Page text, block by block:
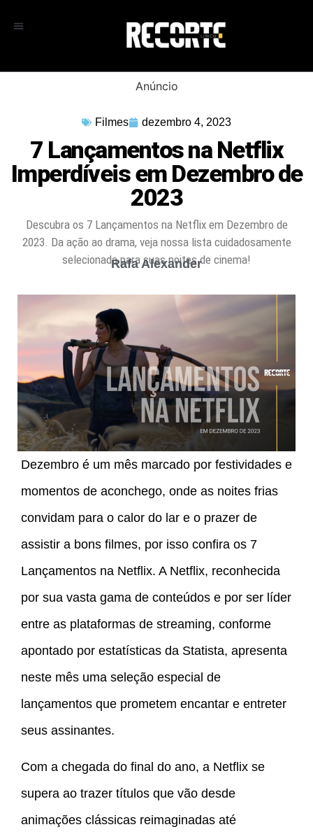
Anúncio
Filmes dezembro 4, 2023
7 Lançamentos na Netflix
Imperdíveis em Dezembro de
2023
Descubra os 7 Lançamentos na Netflix em Dezembro de
2023. Da ação ao drama, veja nossa lista cuidadosamente
selecionada para suas noites de cinema!
Rafa Alexander
Dezembro é um mês marcado por festividades e
momentos de aconchego, onde as noites frias
convidam para o calor do lar e o prazer de
assistir a bons filmes, por isso confira os 7
Lançamentos na Netflix. A Netflix, reconhecida
por sua vasta gama de conteúdos e por ser líder
entre as plataformas de streaming, conforme
apontado por estatísticas da Statista, apresenta
neste mês uma seleção especial de
lançamentos que prometem encantar e entreter
seus assinantes.
Com a chegada do final do ano, a Netflix se
supera ao trazer títulos que vão desde
animações clássicas reimaginadas até